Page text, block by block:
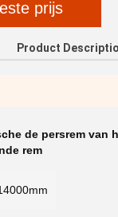
prijs
Product
de persrem van
rem